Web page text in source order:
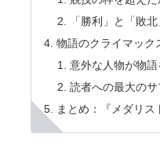
「勝利」と「敗
物語のクライマック
意外な人物が物
読者への最大の
まとめ：『メダリ